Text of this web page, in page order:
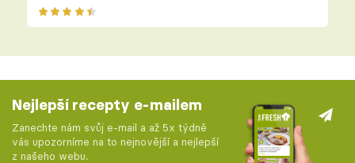
Nejlepší recepty e-mailem
Zanechte nám svůj e-mail a až 5x týdně
vás upozorníme na to nejnovější a nejlepší
z našeho webu.